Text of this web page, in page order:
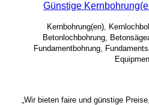
Günstige
Kernbohrung(en),
Betonlochbohrung,
Fundamentbohrung,
„Wir bieten faire und günstige